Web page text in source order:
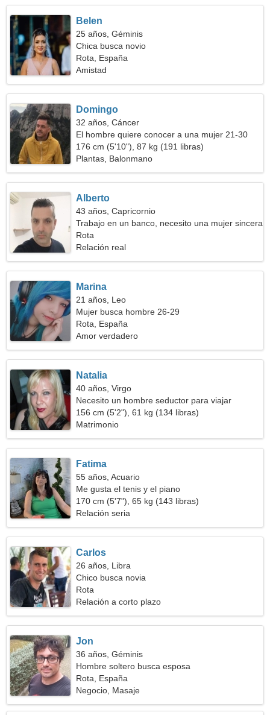
Belen
25 años, Géminis
Chica busca novio
Rota, España
Amistad
Domingo
32 años, Cáncer
El hombre quiere conocer a una mujer 21-30
176 cm (5'10"), 87 kg (191 libras)
Plantas, Balonmano
Alberto
43 años, Capricornio
Trabajo en un banco, necesito una mujer sincera
Rota
Relación real
Marina
21 años, Leo
Mujer busca hombre 26-29
Rota, España
Amor verdadero
Natalia
40 años, Virgo
Necesito un hombre seductor para viajar
156 cm (5'2"), 61 kg (134 libras)
Matrimonio
Fatima
55 años, Acuario
Me gusta el tenis y el piano
170 cm (5'7"), 65 kg (143 libras)
Relación seria
Carlos
26 años, Libra
Chico busca novia
Rota
Relación a corto plazo
Jon
36 años, Géminis
Hombre soltero busca esposa
Rota, España
Negocio, Masaje